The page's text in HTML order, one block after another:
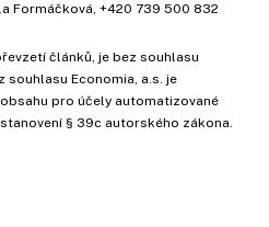
Formáčková, +420 739 500 832
článků, je bez souhlasu
souhlasu Economia, a.s. je
pro účely automatizované
§ 39c autorského zákona.